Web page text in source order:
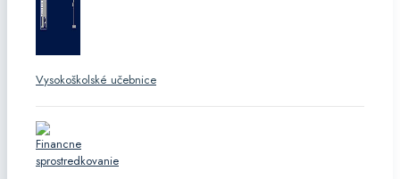
Vysokoškolské učebnice